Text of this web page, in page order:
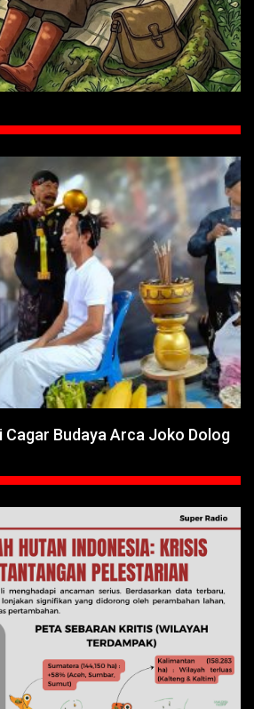
Cagar Budaya Arca Joko Dolog